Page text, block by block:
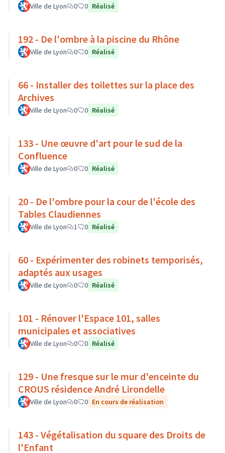
Ville de Lyon 0 0 Réalisé
192 - De l'ombre à la piscine du Rhône
Ville de Lyon 0 0 Réalisé
66 - Installer des toilettes sur la place des
Archives
Ville de Lyon 0 0 Réalisé
133 - Une œuvre d'art pour le sud de la
Confluence
Ville de Lyon 0 0 Réalisé
20 - De l'ombre pour la cour de l'école des
Tables Claudiennes
Ville de Lyon 1 0 Réalisé
60 - Expérimenter des robinets temporisés,
adaptés aux usages
Ville de Lyon 0 0 Réalisé
101 - Rénover l'Espace 101, salles
municipales et associatives
Ville de Lyon 0 0 Réalisé
129 - Une fresque sur le mur d'enceinte du
CROUS résidence André Lirondelle
Ville de Lyon 0 0 En cours de réalisation
143 - Végétalisation du square des Droits de
l'Enfant